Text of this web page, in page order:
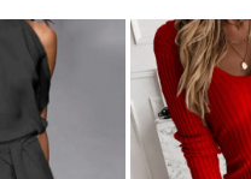
was:
244.99 zł.
is:
139.99 zł.